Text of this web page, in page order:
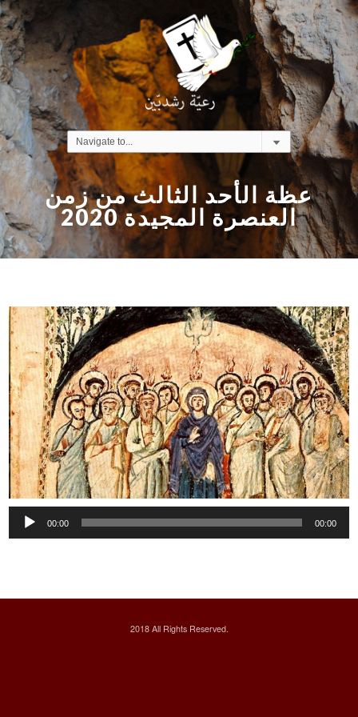
عظة الأحد الثالث من زمن
العنصرة المجيدة 2020
Audio
Player
00:00 00:00
2018 All Rights Reserved.